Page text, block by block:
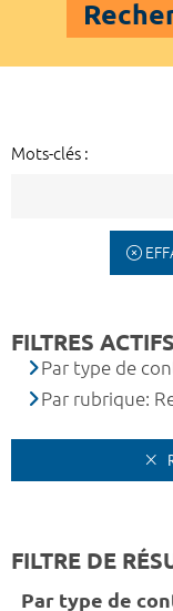
Mots-clés :
FILTRES ACTIFS
Par type de
Par rubrique:
FILTRE DE
Par type de